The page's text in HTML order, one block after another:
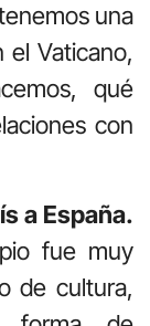
una
el Vaticano,
qué
con
a España.
fue muy
de cultura,